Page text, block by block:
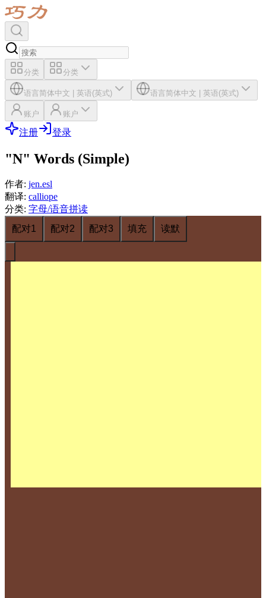
分类 分类
语言简体中文 | 英语(英式) 语言简体中文 | 英语(英式)
账户 账户
注册 登录
"N" Words (Simple)
作者: jen.esl
翻译: calliope
分类: 字母/语音拼读
配对1
配对2 配对3 填充 读默